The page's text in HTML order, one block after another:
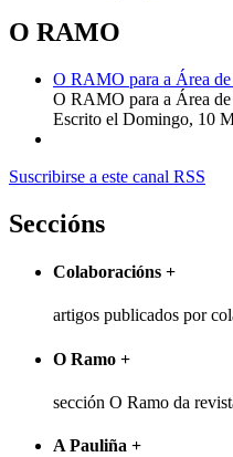
O RAMO
O RAMO para a Área
O RAMO para a Área
Escrito el Domingo, 10
Suscribirse a este canal RSS
Seccións
Colaboracións +
artigos publicados por
O Ramo +
sección O Ramo da
A Pauliña +